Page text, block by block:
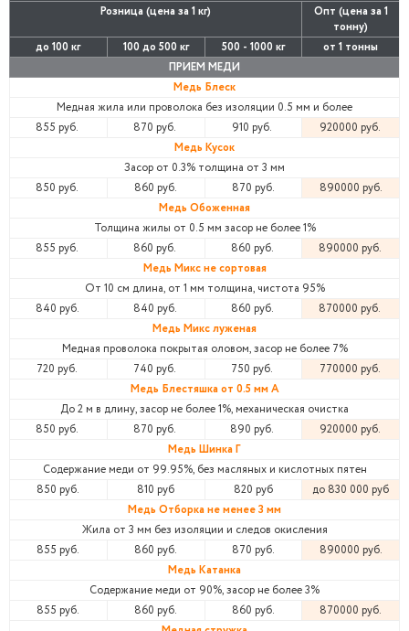
Розница (цена за 1 кг)
Опт (цена за 1
тонну)
до 100 кг
100 до 500 кг 500 - 1000 кг
от 1 тонны
ПРИЕМ МЕДИ
Медь Блеск
Медная жила или проволока без изоляции 0.5 мм и более
855 руб.
870 руб. 910 руб.
920000 руб.
Медь Кусок
Засор от 0.3% толщина от 3 мм
850 руб.
860 руб. 870 руб.
890000 руб.
Медь Обоженная
Толщина жилы от 0.5 мм засор не более 1%
855 руб.
860 руб. 860 руб.
890000 руб.
Медь Микс не сортовая
От 10 см длина, от 1 мм толщина, чистота 95%
840 руб.
840 руб. 860 руб.
870000 руб.
Медь Микс луженая
Медная проволока покрытая оловом, засор не более 7%
720 руб.
740 руб. 750 руб.
770000 руб.
Медь Блестяшка от 0.5 мм А
До 2 м в длину, засор не более 1%, механическая очистка
850 руб.
870 руб. 890 руб.
920000 руб.
Медь Шинка Г
Содержание меди от 99.95%, без масляных и кислотных пятен
850 руб.
810 руб 820 руб
до 830 000 руб
Медь Отборка не менее 3 мм
Жила от 3 мм без изоляции и следов окисления
855 руб.
860 руб. 870 руб.
890000 руб.
Медь Катанка
Содержание меди от 90%, засор не более 3%
855 руб.
860 руб. 860 руб.
870000 руб.